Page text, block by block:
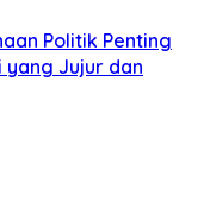
Politik Penting
yang Jujur dan